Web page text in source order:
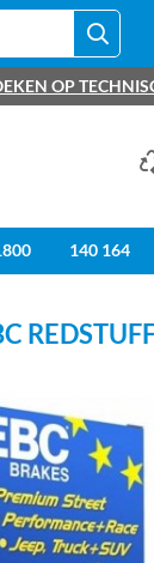
OP
140 164